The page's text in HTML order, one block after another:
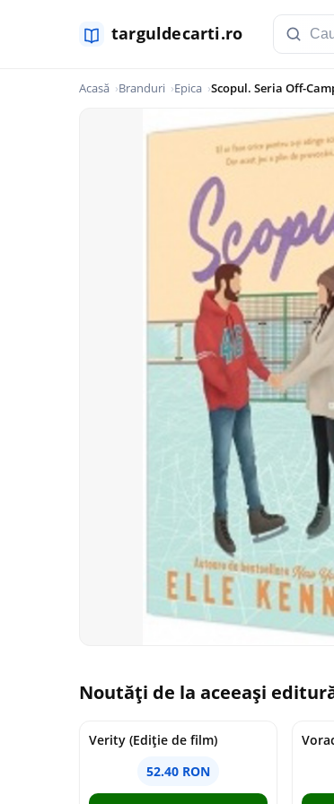
Acasă Branduri Epica Scopul. Seria Off-
Noutăți de la aceeași
Verity (Ediție de film)
52.40 RON